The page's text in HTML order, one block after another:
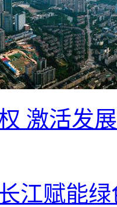
激活发
江赋能